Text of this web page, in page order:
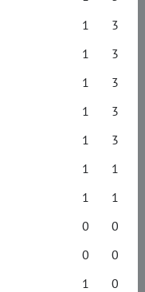
1
3
1
3
1
3
1
3
1
3
1
1
1
1
0
0
0
0
1
0